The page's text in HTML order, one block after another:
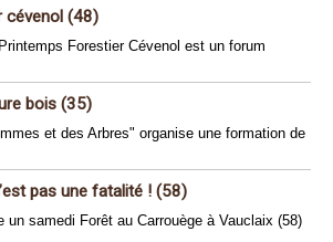
cévenol (48)
Forestier Cévenol est un forum
bois (35)
et des Arbres" organise une formation de
pas une fatalité ! (58)
un samedi Forêt au Carrouège à Vauclaix (58)